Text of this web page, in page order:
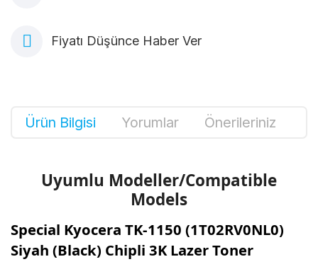
Fiyatı Düşünce Haber Ver
Ürün Bilgisi Yorumlar Önerileriniz
Uyumlu Modeller/Compatible
Models
Special Kyocera TK-1150 (1T02RV0NL0)
Siyah (Black) Chipli 3K Lazer Toner